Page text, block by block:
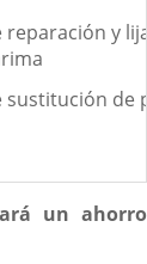
reparación y
sustitución de
un ahorro